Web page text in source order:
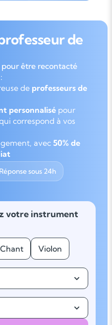
de
être recontacté
de professeurs de
personnalisépour
correspond à vos
avec 50% de
Réponse sous 24h
votre instrument
Chant Violon